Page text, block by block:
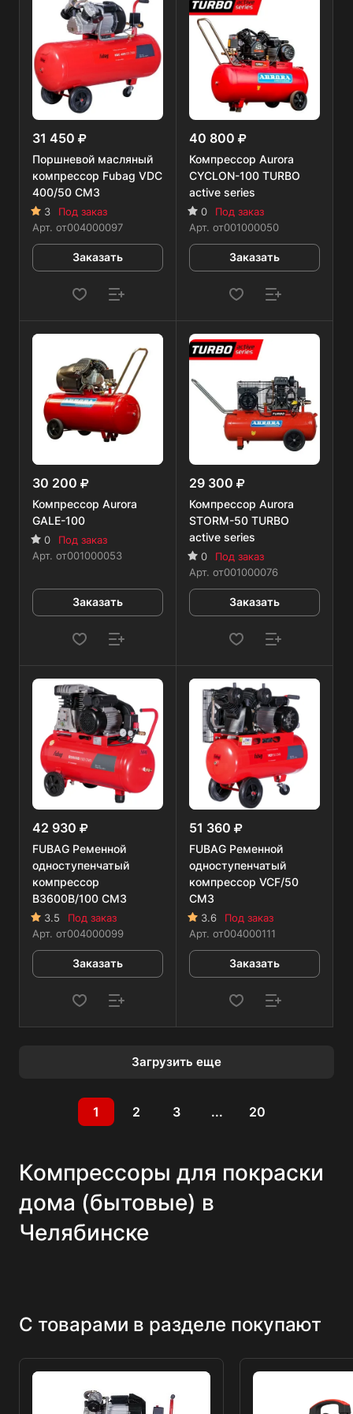
31 450
Поршневой масляный
компрессор Fubag VDС
400/50 CM3
3
Под заказ
Арт. от004000097
Заказать
40 800
Компрессор Aurora
CYCLON-100 TURBO
active series
0
Под заказ
Арт. от001000050
Заказать
30 200
Компрессор Aurora
GALE-100
0
Под заказ
Арт. от001000053
Заказать
29 300
Компрессор Aurora
STORM-50 TURBO
active series
0
Под заказ
Арт. от001000076
Заказать
42 930
FUBAG Ременной
одноступенчатый
компрессор
B3600B/100 CM3
3.5
Под заказ
Арт. от004000099
Заказать
51 360
FUBAG Ременной
одноступенчатый
компрессор VCF/50
CM3
3.6
Под заказ
Арт. от004000111
Заказать
Загрузить еще
1 2 3 ... 20
Компрессоры для покраски
дома (бытовые) в
Челябинске
С товарами в разделе покупают